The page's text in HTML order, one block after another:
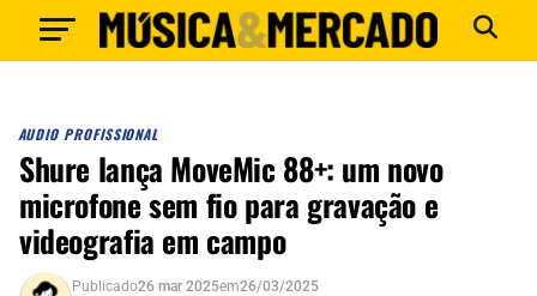
AUDIO PROFISSIONAL
Shure lança MoveMic 88+: um novo
microfone sem fio para gravação e
videografia em campo
Publicado26 mar 2025em26/03/2025